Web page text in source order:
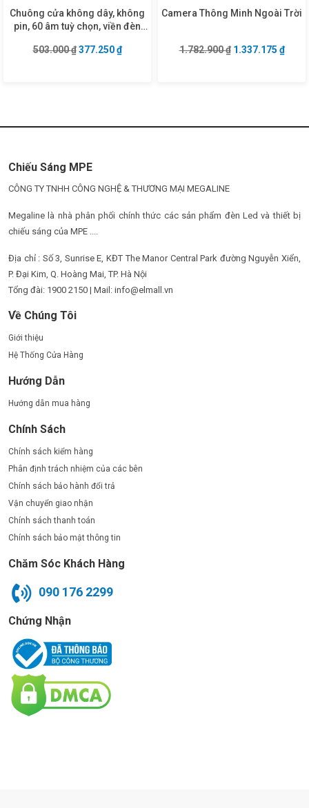
Chuông cửa không dây, không
pin, 60 âm tuỳ chọn, viền đèn
503.000₫ Giá gốc là: 503.000 ₫.
377.250₫Giá hiện tại là: 377.250 ₫.
Camera Thông Minh Ngoài Trời
1.782.900₫ Giá gốc là:
1.337.175 ₫Giá
Chiếu Sáng MPE
CÔNG TY TNHH CÔNG NGHỆ & THƯƠNG MẠI MEGALINE
Megaline là nhà phân phối chính thức các sản phẩm đèn Led và thiết bị
chiếu sáng của MPE ....
Địa chỉ : Số 3, Sunrise E, KĐT The Manor Central Park đường Nguyễn Xiển,
P. Đại Kim, Q. Hoàng Mai, TP. Hà Nội
Tổng đài: 1900 2150 | Mail: info@elmall.vn
Về Chúng Tôi
Giới thiệu
Hệ Thống Cửa Hàng
Hướng Dẫn
Hướng dẫn mua hàng
Chính Sách
Chính sách kiểm hàng
Phân định trách nhiệm của các bên
Chính sách bảo hành đổi trả
Vận chuyển giao nhận
Chính sách thanh toán
Chính sách bảo mật thông tin
Chăm Sóc Khách Hàng
090 176 2299
Chứng Nhận